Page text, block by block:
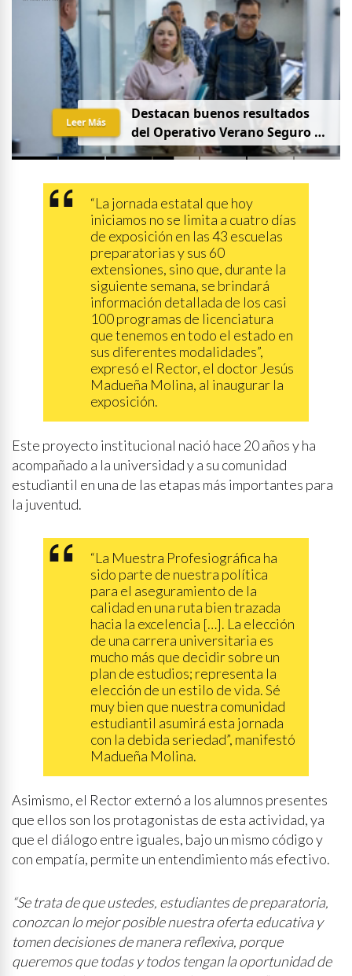
Destacan buenos resultados
del Operativo Verano Seguro en
mesa de Construcción de Paz,
Gobernadora Yeraldine Bonilla
Leer Más
“La jornada estatal que hoy
iniciamos no se limita a cuatro días
de exposición en las 43 escuelas
preparatorias y sus 60
extensiones, sino que, durante la
siguiente semana, se brindará
información detallada de los casi
100 programas de licenciatura
que tenemos en todo el estado en
sus diferentes modalidades”,
expresó el Rector, el doctor Jesús
Madueña Molina, al inaugurar la
exposición.
Este proyecto institucional nació hace 20 años y ha
acompañado a la universidad y a su comunidad
estudiantil en una de las etapas más importantes para
la juventud.
“La Muestra Profesiográfica ha
sido parte de nuestra política
para el aseguramiento de la
calidad en una ruta bien trazada
hacia la excelencia […]. La elección
de una carrera universitaria es
mucho más que decidir sobre un
plan de estudios; representa la
elección de un estilo de vida. Sé
muy bien que nuestra comunidad
estudiantil asumirá esta jornada
con la debida seriedad”, manifestó
Madueña Molina.
Asimismo, el Rector externó a los alumnos presentes
que ellos son los protagonistas de esta actividad, ya
que el diálogo entre iguales, bajo un mismo código y
con empatía, permite un entendimiento más efectivo.
“Se trata de que ustedes, estudiantes de preparatoria,
conozcan lo mejor posible nuestra oferta educativa y
tomen decisiones de manera reflexiva, porque
queremos que todas y todos tengan la oportunidad de